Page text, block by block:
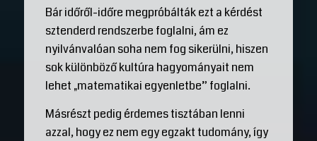
Bár időről-időre megpróbálták ezt a kérdést
sztenderd rendszerbe foglalni, ám ez
nyilvánvalóan soha nem fog sikerülni, hiszen
sok különböző kultúra hagyományait nem
lehet „matematikai egyenletbe” foglalni.
Másrészt pedig érdemes tisztában lenni
azzal, hogy ez nem egy egzakt tudomány, így